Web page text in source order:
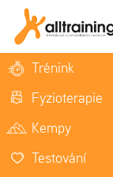
Trénink
Fyzioterapie
Kempy
Testování